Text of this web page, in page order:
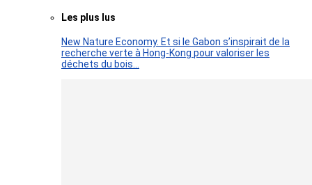
Les plus lus
New Nature Economy. Et si le Gabon s’inspirait de la
recherche verte à Hong-Kong pour valoriser les
déchets du bois…